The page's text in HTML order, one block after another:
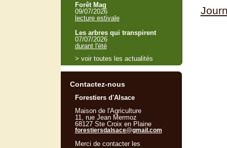
Forêt Mag
09/07/2026
lecture estivale
Les arbres qui transpirent
07/07/2026
durant l'été
> voir toutes les actualités
Contactez-nous
Forestiers d'Alsace
Maison de l'Agriculture
11, rue Jean Mermoz
68127 Ste Croix en Plaine
forestiersdalsace@gmail.com
Merci de contacter les